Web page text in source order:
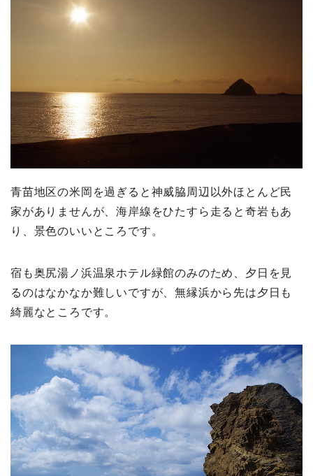
青苗地区の米岡を過ぎると神威脇周辺以外ほとんど民
家がありませんが、海岸線をひたすら走ると奇岩もあ
り、景色のいいところです。
宿も奥尻湯ノ浜温泉ホテル緑館のみのため、夕日を見
るのはなかなか難しいですが、無縁浜から先は夕日も
綺麗なところです。